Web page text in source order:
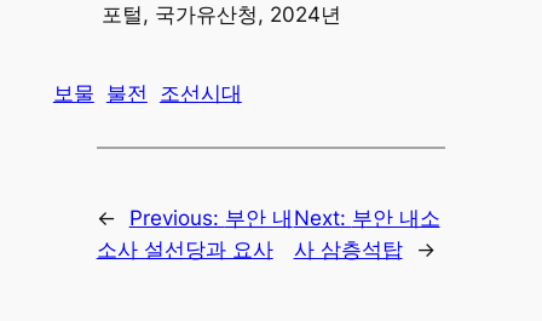
포털, 국가유산청, 2024년
보물 불전 조선시대
← Previous: 부안 내
소사 설선당과 요사
Next: 부안 내소
사 삼층석탑
→